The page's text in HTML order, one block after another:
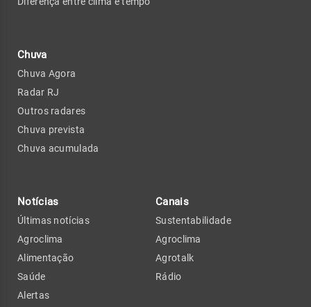
Chuva
Chuva Agora
Radar RJ
Outros radares
Chuva prevista
Chuva acumulada
Notícias
Últimas notícias
Agroclima
Alimentação
Saúde
Alertas
Canais
Sustentabilidade
Agroclima
Agrotalk
Rádio